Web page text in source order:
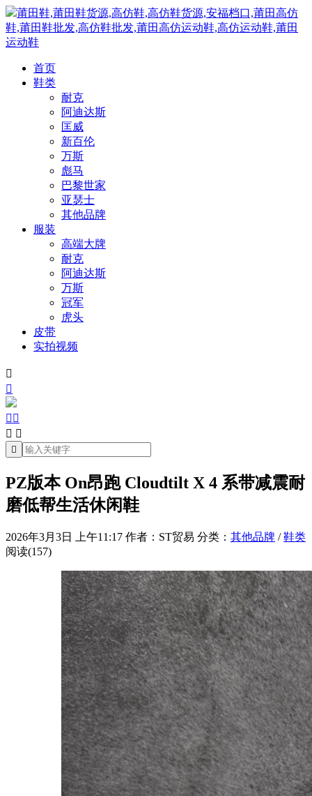
莆田鞋,莆田鞋货源,高仿鞋,高仿鞋货源,安福档口,莆田高仿
鞋,莆田鞋批发,高仿鞋批发,莆田高仿运动鞋,高仿运动鞋,莆田
运动鞋
首页
鞋类
耐克
阿迪达斯
匡威
新百伦
万斯
彪马
巴黎世家
亚瑟士
其他品牌
服装
高端大牌
耐克
阿迪达斯
万斯
冠军
虎头
皮带
实拍视频


 
 

PZ版本 On昂跑 Cloudtilt X 4 系带减震耐
磨低帮生活休闲鞋
2026年3月3日 上午11:17 作者：ST贸易 分类： 其他品牌 /鞋类
阅读(157)